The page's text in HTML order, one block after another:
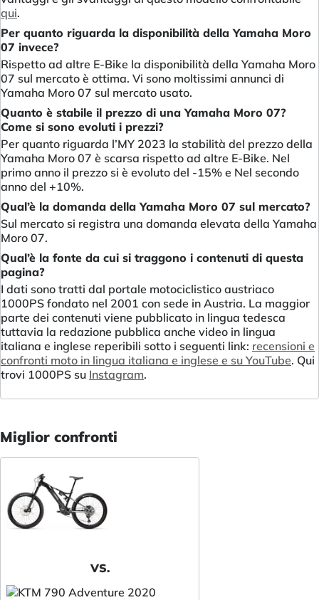
qui.
Per quanto riguarda la disponibilità della Yamaha Moro
07 invece?
Rispetto ad altre E-Bike la disponibilità della Yamaha Moro
07 sul mercato è ottima. Vi sono moltissimi annunci di
Yamaha Moro 07 sul mercato usato.
Quanto è stabile il prezzo di una Yamaha Moro 07?
Come si sono evoluti i prezzi?
Per quanto riguarda l’MY 2023 la stabilità del prezzo della
Yamaha Moro 07 è scarsa rispetto ad altre E-Bike. Nel
primo anno il prezzo si è evoluto del -15% e Nel secondo
anno del +10%.
Qual’è la domanda della Yamaha Moro 07 sul mercato?
Sul mercato si registra una domanda elevata della Yamaha
Moro 07.
Qual’è la fonte da cui si traggono i contenuti di questa
pagina?
I dati sono tratti dal portale motociclistico austriaco
1000PS fondato nel 2001 con sede in Austria. La maggior
parte dei contenuti viene pubblicato in lingua tedesca
tuttavia la redazione pubblica anche video in lingua
italiana e inglese reperibili sotto i seguenti link: recensioni e
confronti moto in lingua italiana e inglese e su YouTube. Qui
trovi 1000PS su Instagram.
Miglior confronti
VS.